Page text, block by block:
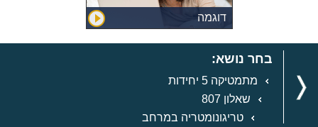
דוגמה
בחר נושא:
מתמטיקה 5 יחידות
שאלון 807
טריגונומטריה במרחב